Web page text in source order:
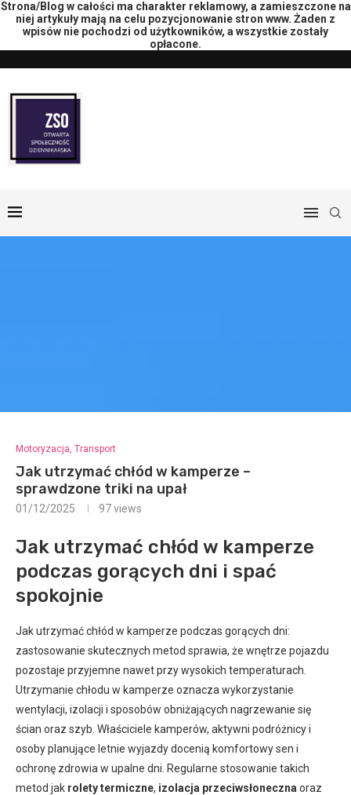
Strona/Blog w całości ma charakter reklamowy, a zamieszczone na
niej artykuły mają na celu pozycjonowanie stron www. Żaden z
wpisów nie pochodzi od użytkowników, a wszystkie zostały
opłacone.
Motoryzacja, Transport
Jak utrzymać chłód w kamperze –
sprawdzone triki na upał
01/12/2025 97views
Jak utrzymać chłód w kamperze
podczas gorących dni i spać
spokojnie
Jak utrzymać chłód w kamperze podczas gorących dni:
zastosowanie skutecznych metod sprawia, że wnętrze pojazdu
pozostaje przyjemne nawet przy wysokich temperaturach.
Utrzymanie chłodu w kamperze oznacza wykorzystanie
wentylacji, izolacji i sposobów obniżających nagrzewanie się
ścian oraz szyb. Właściciele kamperów, aktywni podróżnicy i
osoby planujące letnie wyjazdy docenią komfortowy sen i
ochronę zdrowia w upalne dni. Regularne stosowanie takich
metod jak rolety termiczne, izolacja przeciwsłoneczna oraz